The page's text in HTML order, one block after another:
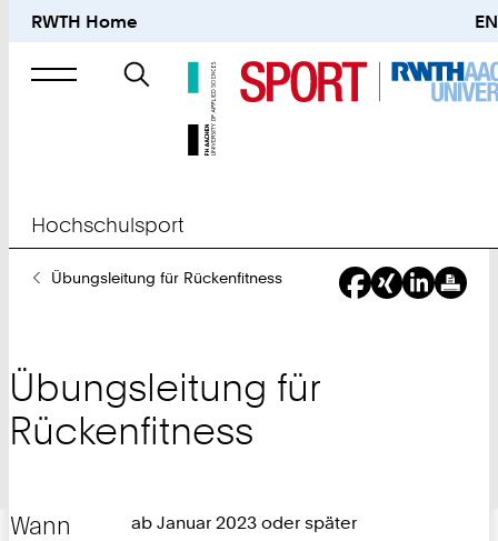
RWTH Home EN
Suche
nach
Hochschulsport
SieÜbungsleitung für Rückenfitness
Übungsleitung für
Rückenfitness
Wann ab Januar 2023 oder später